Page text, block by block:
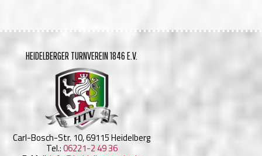
HEIDELBERGER TURNVEREIN 1846 E.V.
Carl-Bosch-Str. 10, 69115 Heidelberg
Tel.:06221-2 49 36